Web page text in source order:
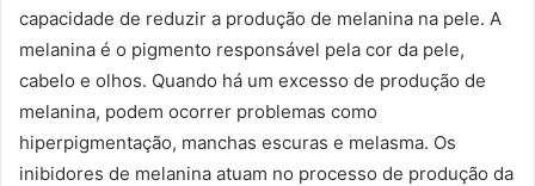
capacidade de reduzir a produção de melanina na pele. A
melanina é o pigmento responsável pela cor da pele,
cabelo e olhos. Quando há um excesso de produção de
melanina, podem ocorrer problemas como
hiperpigmentação, manchas escuras e melasma. Os
inibidores de melanina atuam no processo de produção da